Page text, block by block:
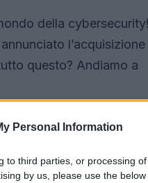
Personal Information
to third parties, or processing
by us, please use the
della cybersecurity!
l’acquisizione
questo? Andiamo a